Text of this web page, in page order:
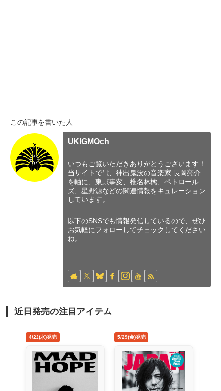
この記事を書いた人
UKIGMOch
いつもご覧いただきありがとうございます！
当サイトでは、神出鬼没の音楽家 長岡亮介
を軸に、東京事変、椎名林檎、ペトロール
ズ、星野源などの関連情報をキュレーション
しています。
以下のSNSでも情報発信しているので、ぜひ
お気軽にフォローしてチェックしてください
ね。
近日発売の注目アイテム
5/29(金)発売 8/26(水)発売